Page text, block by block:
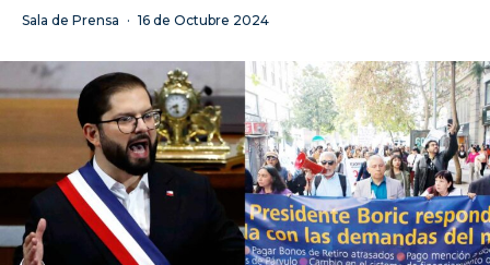
Sala de Prensa · 16 de Octubre 2024